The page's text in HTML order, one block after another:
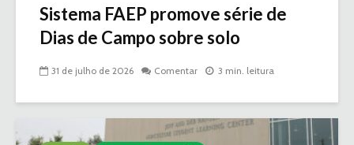
Sistema FAEP promove série de
Dias de Campo sobre solo
31 de julho de 2026 Comentar 3 min. leitura